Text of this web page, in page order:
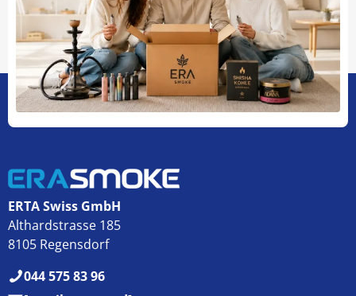
ERTA Swiss GmbH
Althardstrasse 185
8105 Regensdorf
044 575 83 96